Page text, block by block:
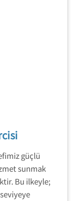
güçlü
sunmak
Bu ilkeyle;